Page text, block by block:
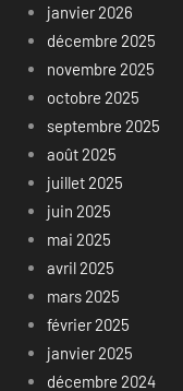
janvier 2026
décembre 2025
novembre 2025
octobre 2025
septembre 2025
août 2025
juillet 2025
juin 2025
mai 2025
avril 2025
mars 2025
février 2025
janvier 2025
décembre 2024